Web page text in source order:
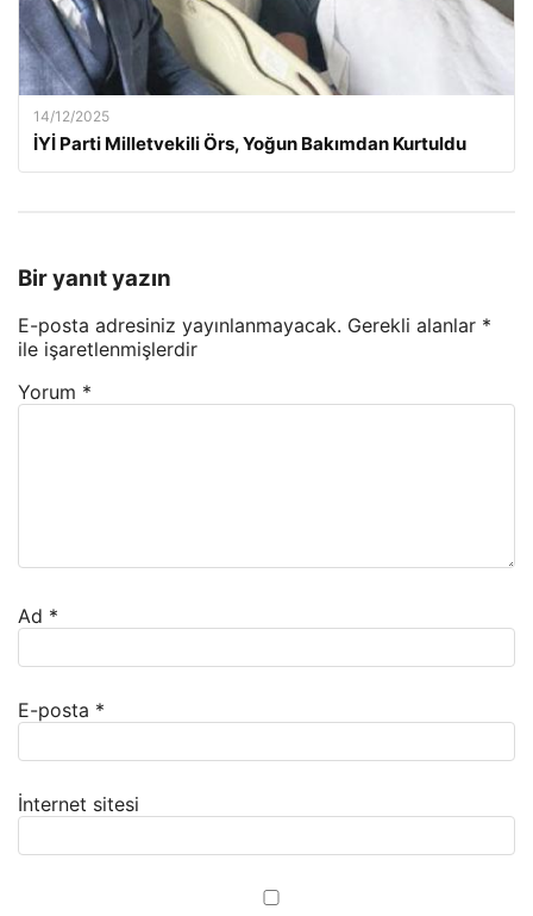
14/12/2025
İYİ Parti Milletvekili Örs, Yoğun Bakımdan Kurtuldu
Bir yanıt yazın
E-posta adresiniz yayınlanmayacak. Gerekli alanlar *
ile işaretlenmişlerdir
Yorum *
Ad *
E-posta *
İnternet sitesi